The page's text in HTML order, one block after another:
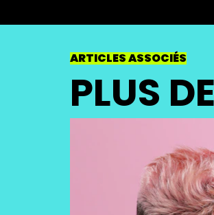
ARTICLES ASSOCIÉS
PLUS